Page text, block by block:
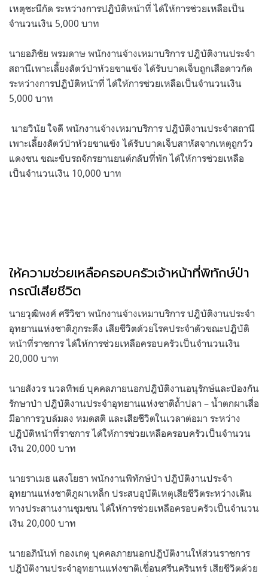
เหตุชะนีกัด ระหว่างการปฏิบัติหน้าที่ ได้ให้การช่วยเหลือเป็น
จำนวนเงิน 5,000 บาท
นายอภิชัย พรมดาษ พนักงานจ้างเหมาบริการ ปฎิบัติงานประจำ
สถานีเพาะเลี้ยงสัตว์ป่าห้วยขาแข้ง ได้รับบาดเจ็บถูกเสือดาวกัด
ระหว่างการปฏิบัติหน้าที่ ได้ให้การช่วยเหลือเป็นจำนวนเงิน
5,000 บาท
นายวินัย ใจดี พนักงานจ้างเหมาบริการ ปฎิบัติงานประจำสถานี
เพาะเลี้ยงสัตว์ป่าห้วยขาแข้ง ได้รับบาดเจ็บสาหัสจากเหตุถูกวัว
แดงชน ขณะขับรถจักรยานยนต์กลับที่พัก ได้ให้การช่วยเหลือ
เป็นจำนวนเงิน 10,000 บาท
ให้ความช่วยเหลือครอบครัวเจ้าหน้าที่พิทักษ์ป่า
กรณีเสียชีวิต
นายวุฒิพงศ์ ศรีวิชา พนักงานจ้างเหมาบริการ ปฎิบัติงานประจำ
อุทยานแห่งชาติภูกระดึง เสียชีวิตด้วยโรคประจำตัวขณะปฎิบัติ
หน้าที่ราชการ ได้ให้การช่วยเหลือครอบครัวเป็นจำนวนเงิน
20,000 บาท
นายสังวร นวลทิพย์ บุคคลภายนอกปฎิบัติงานอนุรักษ์และป้องกัน
รักษาป่า ปฎิบัติงานประจำอุทยานแห่งชาติถ้ำปลา – น้ำตกผาเสื่อ
มีอาการวูบล้มลง หมดสติ และเสียชีวิตในเวลาต่อมา ระหว่าง
ปฎิบัติหน้าที่ราชการ ได้ให้การช่วยเหลือครอบครัวเป็นจำนวน
เงิน 20,000 บาท
นายราเมธ แสงโยธา พนักงานพิทักษ์ป่า ปฎิบัติงานประจำ
อุทยานแห่งชาติภูผาเหล็ก ประสบอุบัติเหตุเสียชีวิตระหว่างเดิน
ทางประสานงานชุมชน ได้ให้การช่วยเหลือครอบครัวเป็นจำนวน
เงิน 20,000 บาท
นายอภินันท์ กองเกตุ บุคคลภายนอกปฎิบัติงานให้ส่วนราชการ
ปฎิบัติงานประจำอุทยานแห่งชาติเขื่อนศรีนครินทร์ เสียชีวิตด้วย